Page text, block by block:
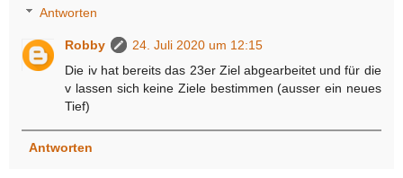
Antworten
Robby
24. Juli 2020 um 12:15
Die iv hat bereits das 23er Ziel abgearbeitet und für die
v lassen sich keine Ziele bestimmen (ausser ein neues
Tief)
Antworten